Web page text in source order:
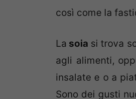
così come la
La soia si trova
agli alimenti,
insalate e o a
Sono dei gusti